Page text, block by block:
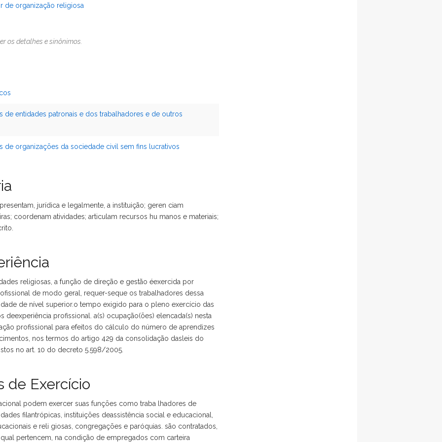
de organização religiosa
os detalhes e sinônimos.
de entidades patronais e dos trabalhadores e de outros
de organizações da sociedade civil sem fins lucrativos
jurídica e legalmente, a instituição; geren ciam
coordenam atividades; articulam recursos hu manos e materiais;
religiosas, a função de direção e gestão éexercida por
de modo geral, requer-seque os trabalhadores dessa
de nível superior.o tempo exigido para o pleno exercício das
deexperiência profissional. a(s) ocupação(ões) elencada(s) nesta
profissional para efeitos do cálculo do número de aprendizes
nos termos do artigo 429 da consolidação dasleis do
no art. 10 do decreto 5.598/2005.
de Exercício
podem exercer suas funções como traba lhadores de
filantrópicas, instituições deassistência social e educacional,
e reli giosas, congregações e paróquias. são contratados,
pertencem, na condição de empregados com carteira